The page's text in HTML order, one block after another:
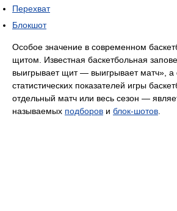
Перехват
Блокшот
Особое значение в современном
щитом. Известная баскетбольная
выигрывает щит — выигрывает матч», а
статистических показателей игры
отдельный матч или весь сезон —
называемых подборов и блок-шотов